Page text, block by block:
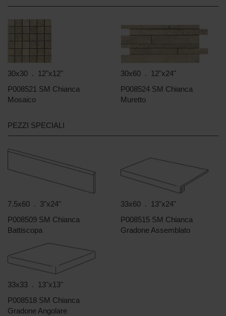
30x30 . 12"x12"
P008521 SM Chianca
Mosaico
30x60 . 12"x24"
P008524 SM Chianca
Muretto
PEZZI SPECIALI
7.5x60 . 3"x24"
P008509 SM Chianca
Battiscopa
33x60 . 13"x24"
P008515 SM Chianca
Gradone Assemblato
33x33 . 13"x13"
P008518 SM Chianca
Gradone Angolare